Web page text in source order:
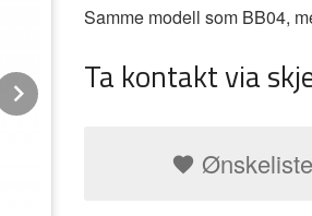
Samme modell som BB04,
Ta kontakt via
Ønskeliste